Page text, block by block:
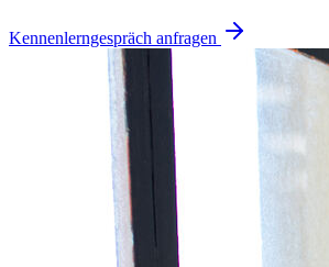
Kennenlerngespräch anfragen